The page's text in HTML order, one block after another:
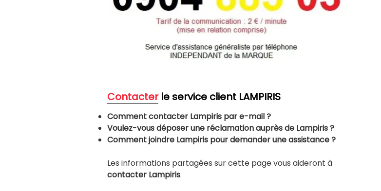
Contacterle service client LAMPIRIS
Comment contacter Lampiris par e-mail ?
Voulez-vous déposer une réclamation auprès de Lampiris ?
Comment joindre Lampiris pour demander une assistance ?
Les informations partagées sur cette page vous aideront à
contacter Lampiris.